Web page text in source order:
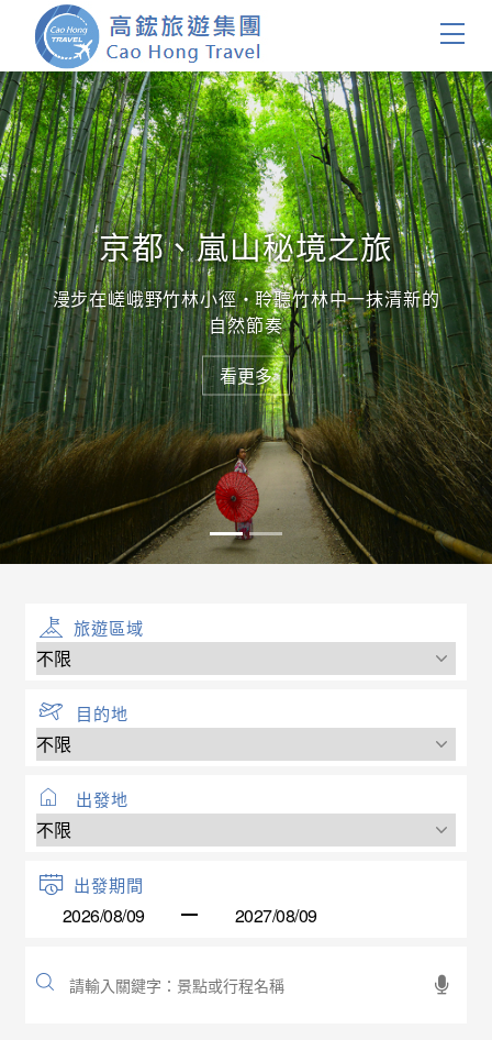
首頁
團體旅遊
國內旅遊
證件簽證
關於我們
客製服務
會員登入
京都、嵐山秘境之旅
漫步在嵯峨野竹林小徑・聆聽竹林中一抹清新的
自然節奏
看更多
旅遊區域
目的地
出發地
出發期間